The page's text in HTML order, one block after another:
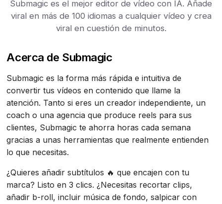
Submagic es el mejor editor de vídeo con IA. Añade
viral en más de 100 idiomas a cualquier vídeo y crea
viral en cuestión de minutos.
Acerca de Submagic
Submagic es la forma más rápida e intuitiva de
convertir tus vídeos en contenido que llame la
atención. Tanto si eres un creador independiente, un
coach o una agencia que produce reels para sus
clientes, Submagic te ahorra horas cada semana
gracias a unas herramientas que realmente entienden
lo que necesitas.
¿Quieres añadir subtítulos 🔥 que encajen con tu
marca? Listo en 3 clics. ¿Necesitas recortar clips,
añadir b-roll, incluir música de fondo, salpicar con